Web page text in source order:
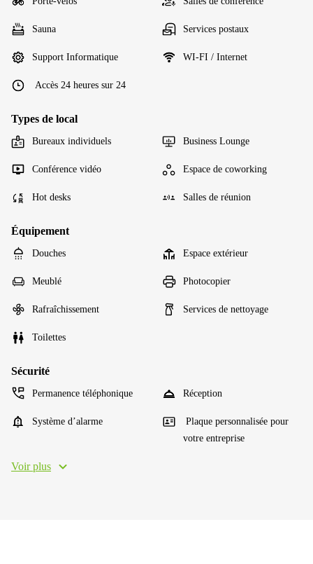
Sauna Services postaux
Support Informatique WI-FI / Internet
Accès 24 heures sur 24
Types de local
Bureaux individuels Business Lounge
Conférence vidéo Espace de coworking
Hot desks Salles de réunion
Équipement
Douches Espace extérieur
Meublé Photocopier
Rafraîchissement Services de nettoyage
Toilettes
Sécurité
Permanence téléphonique Réception
Système d’alarme
Plaque personnalisée pour
votre entreprise
Voir plus